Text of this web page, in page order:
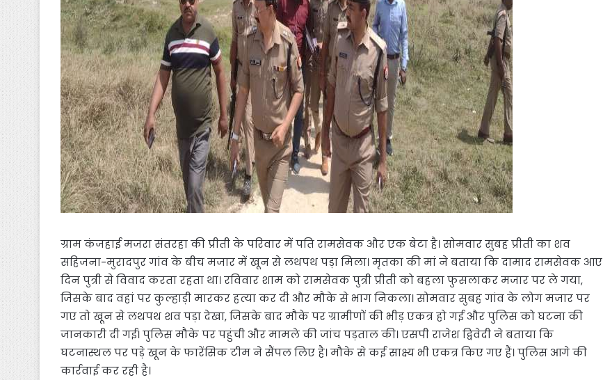
ग्राम कंजहाई मजरा संतरहा की प्रीती के परिवार में पति रामसेवक और एक बेटा है। सोमवार सुबह प्रीती का शव
सहिजना-मुरादपुर गांव के बीच मजार में खून से लथपथ पड़ा मिला। मृतका की मां ने बताया कि दामाद रामसेवक आए
दिन पुत्री से विवाद करता रहता था। रविवार शाम को रामसेवक पुत्री प्रीती को बहला फुसलाकर मजार पर ले गया,
जिसके बाद वहां पर कुल्हाड़ी मारकर हत्या कर दी और मौके से भाग निकला। सोमवार सुबह गांव के लोग मजार पर
गए तो खून से लथपथ शव पड़ा देखा, जिसके बाद मौके पर ग्रामीणों की भीड़ एकत्र हो गई और पुलिस को घटना की
जानकारी दी गई। पुलिस मौके पर पहुंची और मामले की जांच पड़ताल की। एसपी राजेश द्विवेदी ने बताया कि
घटनास्थल पर पड़े खून के फारेंसिक टीम ने सैंपल लिए है। मौके से कई साक्ष्य भी एकत्र किए गए हैं। पुलिस आगे की
कार्रवाई कर रही है।